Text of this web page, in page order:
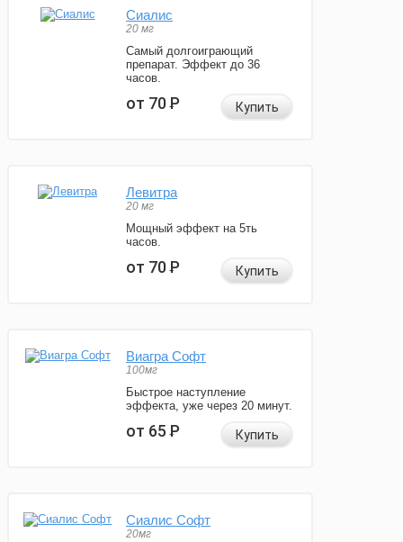
Сиалис
20 мг
Самый долгоиграющий
препарат. Эффект до 36
часов.
от 70Р Купить
Левитра
20 мг
Мощный эффект на 5ть
часов.
от 70Р Купить
Виагра Софт
100мг
Быстрое наступление
эффекта, уже через 20 минут.
от 65Р Купить
Сиалис Софт
20мг